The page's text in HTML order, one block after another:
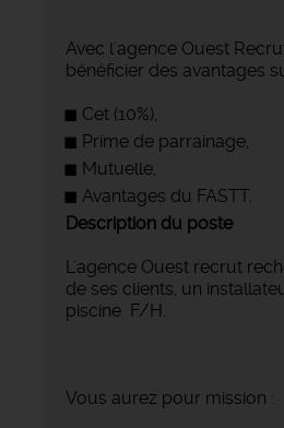
Avec l'agence Ouest
bénéficier des avantages
Cet (10%),
Prime de parrainage,
Mutuelle,
Avantages du FASTT.
Description du poste
L'agence Ouest recrut
de ses clients, un
piscine F/H.
Vous aurez pour mission :